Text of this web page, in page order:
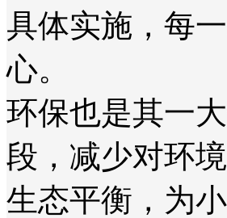
具体实施，每
心。
环保也是其一
段，减少对环
生态平衡，为